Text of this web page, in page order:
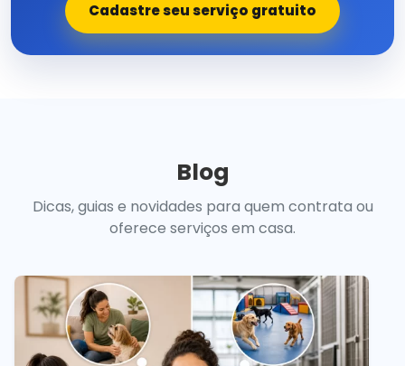
Cadastre seu serviço gratuito
Blog
Dicas, guias e novidades para quem contrata ou
oferece serviços em casa.